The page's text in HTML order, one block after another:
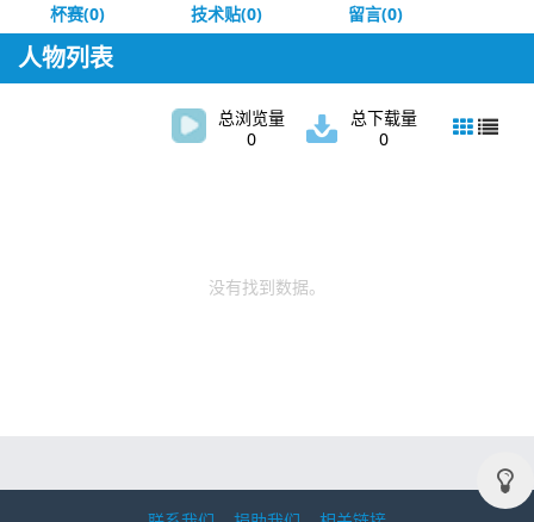
杯赛(0)
技术贴(0) 留言(0)
人物列表
总浏览量
0
总下载量
0
没有找到数据。